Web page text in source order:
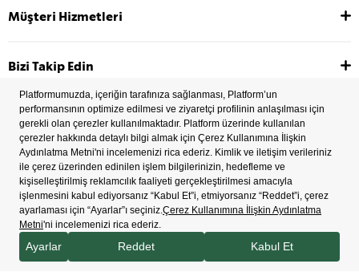
Müşteri Hizmetleri
Bizi Takip Edin
2022 Copyright © Tüm hakları saklıdır.
İşlem Rehberi
Çerez Tercihleri
Bilgi Toplum Hizmetleri